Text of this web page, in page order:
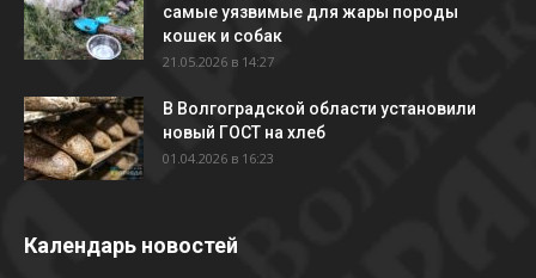
самые уязвимые для жары породы
кошек и собак
21.05.2026 в 14:27
В Волгоградской области установили
новый ГОСТ на хлеб
01.04.2026 в 16:23
Календарь новостей